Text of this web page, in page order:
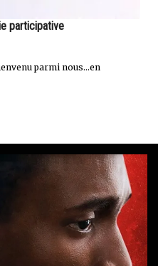
participative
parmi nous...en